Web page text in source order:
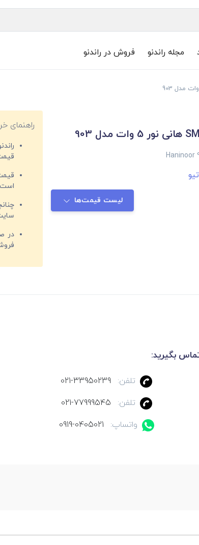
مجله راندنو فروش در راندنو
Haninoor
لیست قیمت‌ها
راهنمای
است
بگیرید:
تلفن:
021-33950239
تلفن:
021-77999545
واتساپ:
0919-0405021